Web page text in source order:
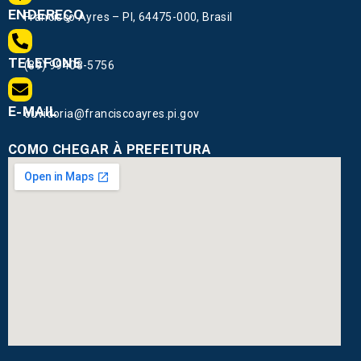
ENDEREÇO
Francisco Ayres – PI, 64475-000, Brasil
TELEFONE
(89) 99408-5756
E-MAIL
ouvidoria@franciscoayres.pi.gov
COMO CHEGAR À PREFEITURA